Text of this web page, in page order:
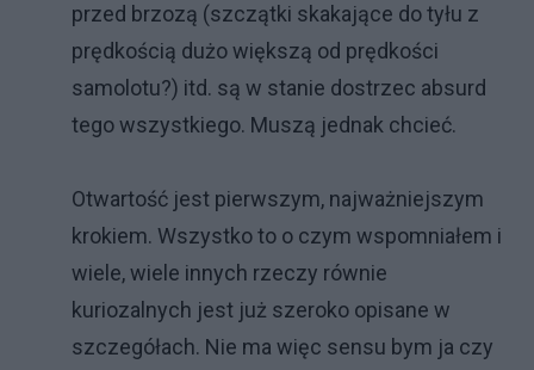
przed brzozą (szczątki skakające do tyłu z
prędkością dużo większą od prędkości
samolotu?) itd. są w stanie dostrzec absurd
tego wszystkiego. Muszą jednak chcieć.
Otwartość jest pierwszym, najważniejszym
krokiem. Wszystko to o czym wspomniałem i
wiele, wiele innych rzeczy równie
kuriozalnych jest już szeroko opisane w
szczegółach. Nie ma więc sensu bym ja czy